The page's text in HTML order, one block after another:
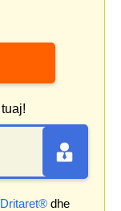
Dritaret® dhe